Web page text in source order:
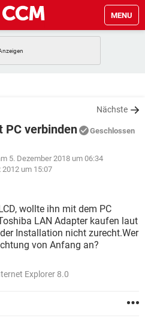
MENU
TIKTOK
TIKTOK
STREAMING
INSTAGRAM
HARDWARE
STREAMING
TIKTOK
HARDWARE
IOS
INSTAGRAM
TIKTOK
HARDWARE
Nächste
PC verbinden Geschlossen
5. Dezember 2018 um 06:34
2012 um 15:07
wollte ihn mit dem PC
LAN Adapter kaufen laut
Installation nicht zurecht.Wer
von Anfang an?
Explorer 8.0